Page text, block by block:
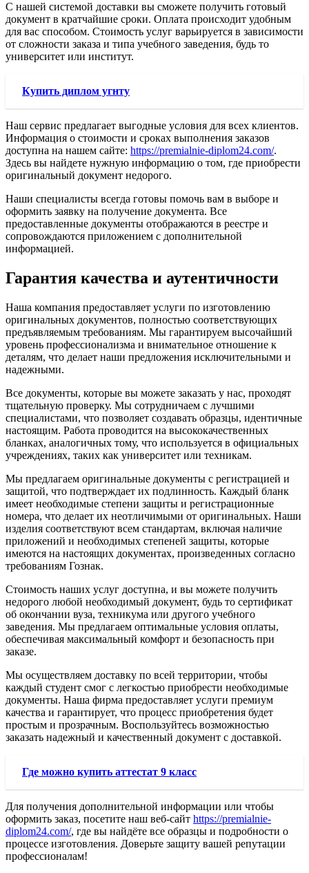
С нашей системой доставки вы сможете получить готовый
документ в кратчайшие сроки. Оплата происходит удобным
для вас способом. Стоимость услуг варьируется в зависимости
от сложности заказа и типа учебного заведения, будь то
университет или институт.
Купить диплом угнту
Наш сервис предлагает выгодные условия для всех клиентов.
Информация о стоимости и сроках выполнения заказов
доступна на нашем сайте: https://premialnie-diplom24.com/.
Здесь вы найдете нужную информацию о том, где приобрести
оригинальный документ недорого.
Наши специалисты всегда готовы помочь вам в выборе и
оформить заявку на получение документа. Все
предоставленные документы отображаются в реестре и
сопровождаются приложением с дополнительной
информацией.
Гарантия качества и аутентичности
Наша компания предоставляет услуги по изготовлению
оригинальных документов, полностью соответствующих
предъявляемым требованиям. Мы гарантируем высочайший
уровень профессионализма и внимательное отношение к
деталям, что делает наши предложения исключительными и
надежными.
Все документы, которые вы можете заказать у нас, проходят
тщательную проверку. Мы сотрудничаем с лучшими
специалистами, что позволяет создавать образцы, идентичные
настоящим. Работа проводится на высококачественных
бланках, аналогичных тому, что используется в официальных
учреждениях, таких как университет или техникам.
Мы предлагаем оригинальные документы с регистрацией и
защитой, что подтверждает их подлинность. Каждый бланк
имеет необходимые степени защиты и регистрационные
номера, что делает их неотличимыми от оригинальных. Наши
изделия соответствуют всем стандартам, включая наличие
приложений и необходимых степеней защиты, которые
имеются на настоящих документах, произведенных согласно
требованиям Гознак.
Стоимость наших услуг доступна, и вы можете получить
недорого любой необходимый документ, будь то сертификат
об окончании вуза, техникума или другого учебного
заведения. Мы предлагаем оптимальные условия оплаты,
обеспечивая максимальный комфорт и безопасность при
заказе.
Мы осуществляем доставку по всей территории, чтобы
каждый студент смог с легкостью приобрести необходимые
документы. Наша фирма предоставляет услуги премиум
качества и гарантирует, что процесс приобретения будет
простым и прозрачным. Воспользуйтесь возможностью
заказать надежный и качественный документ с доставкой.
Где можно купить аттестат 9 класс
Для получения дополнительной информации или чтобы
оформить заказ, посетите наш веб-сайт https://premialnie-
diplom24.com/, где вы найдёте все образцы и подробности о
процессе изготовления. Доверьте защиту вашей репутации
профессионалам!